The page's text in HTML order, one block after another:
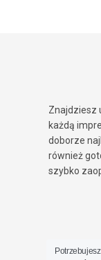
Znajdziesz
każdą
doborze
również
szybko